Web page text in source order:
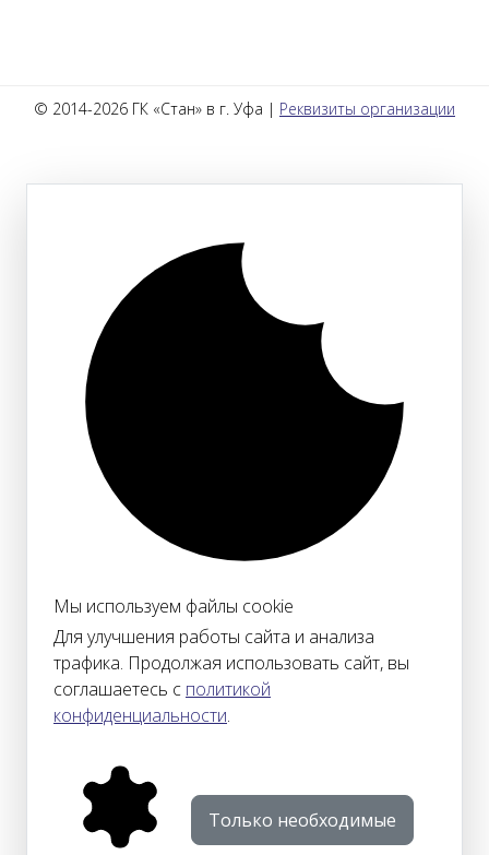
© 2014-2026 ГК «Стан» в г. Уфа | Реквизиты организации
Мы используем файлы cookie
Для улучшения работы сайта и анализа
трафика. Продолжая использовать сайт, вы
соглашаетесь с политикой
конфиденциальности.
Только необходимые